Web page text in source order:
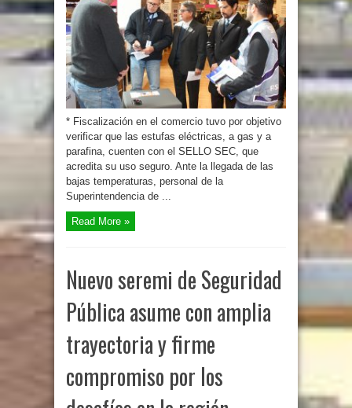
* Fiscalización en el comercio tuvo por objetivo
verificar que las estufas eléctricas, a gas y a
parafina, cuenten con el SELLO SEC, que
acredita su uso seguro. Ante la llegada de las
bajas temperaturas, personal de la
Superintendencia de ...
Read More »
Nuevo seremi de Seguridad
Pública asume con amplia
trayectoria y firme
compromiso por los